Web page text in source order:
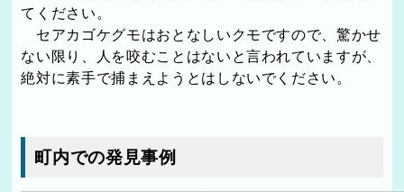
てください。
セアカゴケグモはおとなしいクモですので、驚かせ
ない限り、人を咬むことはないと言われていますが、
絶対に素手で捕まえようとはしないでください。
町内での発見事例